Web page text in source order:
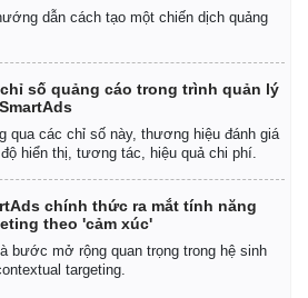
dẫn cách tạo một chiến dịch quảng
số quảng cáo trong trình quản lý
qua các chỉ số này, thương hiệu đánh giá
hiển thị, tương tác, hiệu quả chi phí.
chính thức ra mắt tính năng
theo 'cảm xúc'
bước mở rộng quan trọng trong hệ sinh
targeting.